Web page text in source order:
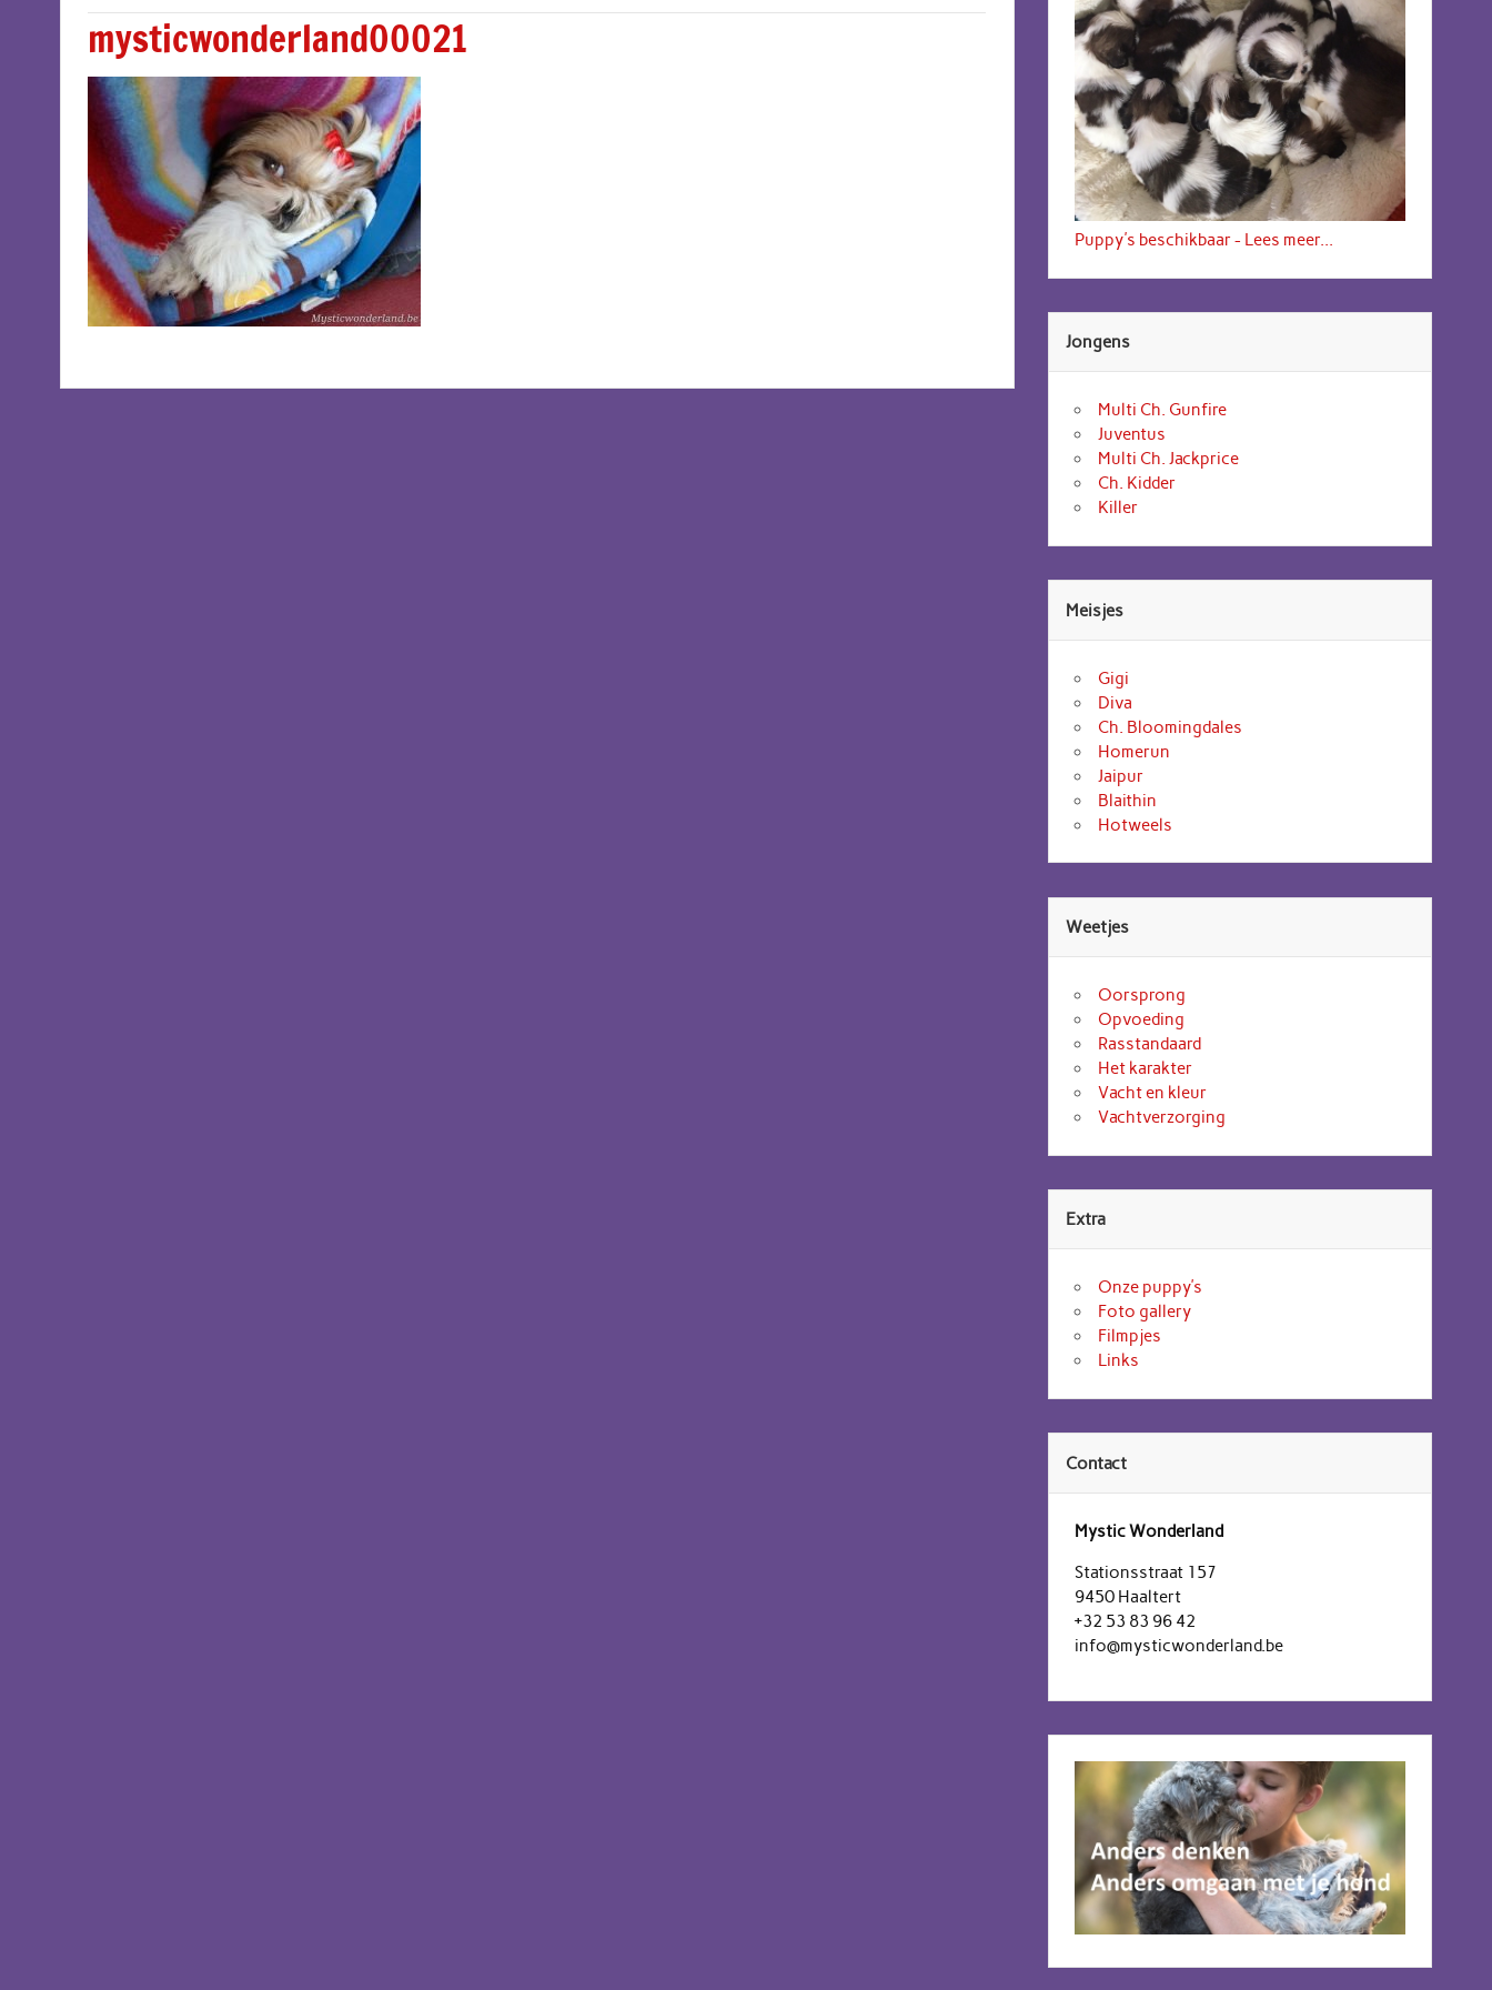
mysticwonderland00021
Puppy's beschikbaar - Lees meer...
Jongens
Multi Ch. Gunfire
Juventus
Multi Ch. Jackprice
Ch. Kidder
Killer
Meisjes
Gigi
Diva
Ch. Bloomingdales
Homerun
Jaipur
Blaithin
Hotweels
Weetjes
Oorsprong
Opvoeding
Rasstandaard
Het karakter
Vacht en kleur
Vachtverzorging
Extra
Onze puppy’s
Foto gallery
Filmpjes
Links
Contact
Mystic Wonderland
Stationsstraat 157
9450 Haaltert
+32 53 83 96 42
info@mysticwonderland.be